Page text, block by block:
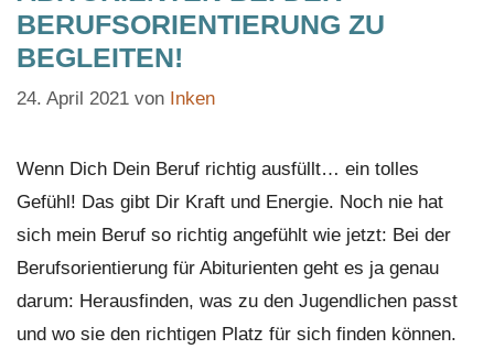
BERUFSORIENTIERUNG ZU
BEGLEITEN!
24. April 2021 von Inken
Wenn Dich Dein Beruf richtig ausfüllt… ein tolles
Gefühl! Das gibt Dir Kraft und Energie. Noch nie hat
sich mein Beruf so richtig angefühlt wie jetzt: Bei der
Berufsorientierung für Abiturienten geht es ja genau
darum: Herausfinden, was zu den Jugendlichen passt
und wo sie den richtigen Platz für sich finden können.